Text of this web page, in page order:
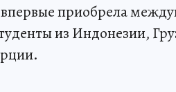
приобрела
из Индонезии,